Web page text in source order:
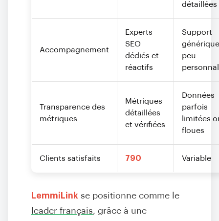
détaillées
Accompagnement
Experts
SEO
dédiés et
réactifs
Support
peu
Transparence des
métriques
Métriques
détaillées
et vérifiées
Données
parfois
limitées
floues
Clients satisfaits 790 Variable
LemmiLink se positionne comme le
leader français, grâce à une